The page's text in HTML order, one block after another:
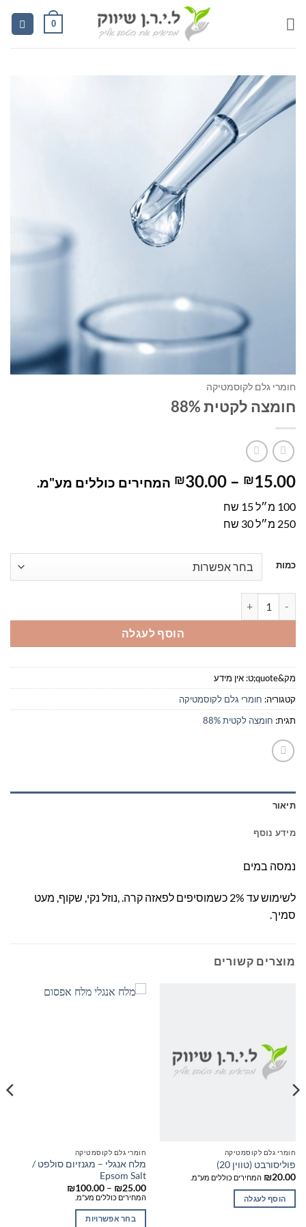
0
חומרי גלם לקוסמטיקה
חומצה לקטית 88%
₪15.00
–
₪30.00
טווח
המחירים כוללים מע"מ.
100 מ״ל 15 שח
250 מ״ל 30 שח
כמות
הוסף לעגלה
מק&quote;ט:
אין מידע
קטגוריה: חומרי גלם לקוסמטיקה
תגית: חומצה לקטית 88%
תיאור
מידע נוסף
נמסה במים
לשימוש עד 2% כשמוסיפים לפאזה קרה. ,נוזל נקי, שקוף, מעט
סמיך.
מוצרים קשורים
חומרי גלם לקוסמטיקה
פוליסורבט (טווין 20)
₪20.00 המחירים כוללים מע"מ.
הוסף לעגלה
חומרי גלם לקוסמטיקה
מלח אנגלי – מגנזיום סולפט /
Epsom Salt
₪25.00
–
₪100.00
טווח
המחירים כוללים מע"מ.
בחר אפשרויות